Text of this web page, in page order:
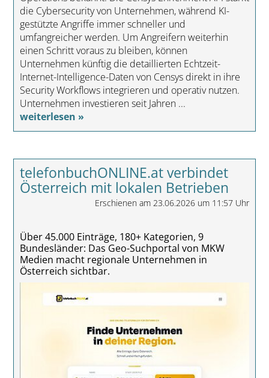
die Cybersecurity von Unternehmen, während KI-
gestützte Angriffe immer schneller und
umfangreicher werden. Um Angreifern weiterhin
einen Schritt voraus zu bleiben, können
Unternehmen künftig die detaillierten Echtzeit-
Internet-Intelligence-Daten von Censys direkt in ihre
Security Workflows integrieren und operativ nutzen.
Unternehmen investieren seit Jahren ...
weiterlesen »
telefonbuchONLINE.at verbindet
Österreich mit lokalen Betrieben
Erschienen am 23.06.2026 um 11:57 Uhr
Über 45.000 Einträge, 180+ Kategorien, 9
Bundesländer: Das Geo-Suchportal von MKW
Medien macht regionale Unternehmen in
Österreich sichtbar.